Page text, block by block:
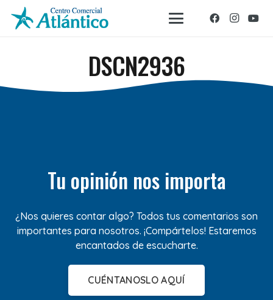
DSCN2936
Tu opinión nos importa
¿Nos quieres contar algo? Todos tus comentarios son
importantes para nosotros. ¡Compártelos! Estaremos
encantados de escucharte.
CUÉNTANOSLO AQUÍ